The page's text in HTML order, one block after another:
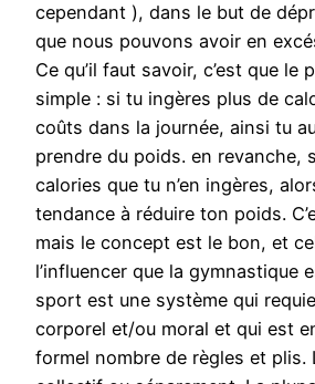
cependant ), dans le but de
que nous pouvons avoir en
Ce qu’il faut savoir, c’est que le
simple : si tu ingères plus de
coûts dans la journée, ainsi tu
prendre du poids. en revanche,
calories que tu n’en ingères,
tendance à réduire ton poids.
mais le concept est le bon, et
l’influencer que la gymnastique
sport est une système qui
corporel et/ou moral et qui est
formel nombre de règles et plis.